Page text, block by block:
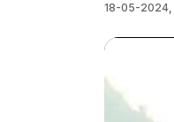
18-05-2024,